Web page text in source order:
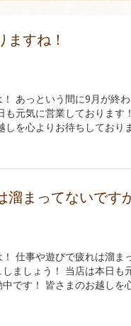
ますね！
あっという間に9月が終
も元気に営業しておりま
を心よりお待ちしており
溜まってないです
仕事や遊びで疲れは溜ま
ましょう！ 当店は本日も
です！ 皆さまのお越しを